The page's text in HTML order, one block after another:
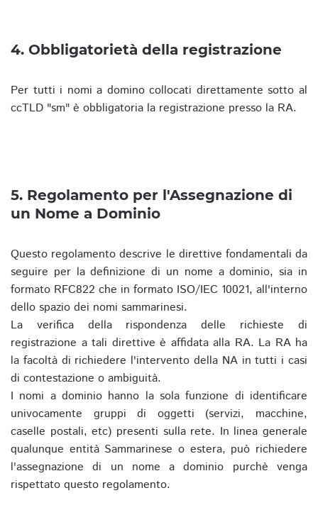
4. Obbligatorietà della registrazione
Per tutti i nomi a domino collocati direttamente sotto al
ccTLD "sm" è obbligatoria la registrazione presso la RA.
5. Regolamento per l'Assegnazione di
un Nome a Dominio
Questo regolamento descrive le direttive fondamentali da
seguire per la definizione di un nome a dominio, sia in
formato RFC822 che in formato ISO/IEC 10021, all'interno
dello spazio dei nomi sammarinesi.
La verifica della rispondenza delle richieste di
registrazione a tali direttive è affidata alla RA. La RA ha
la facoltà di richiedere l'intervento della NA in tutti i casi
di contestazione o ambiguità.
I nomi a dominio hanno la sola funzione di identificare
univocamente gruppi di oggetti (servizi, macchine,
caselle postali, etc) presenti sulla rete. In linea generale
qualunque entità Sammarinese o estera, può richiedere
l'assegnazione di un nome a dominio purchè venga
rispettato questo regolamento.